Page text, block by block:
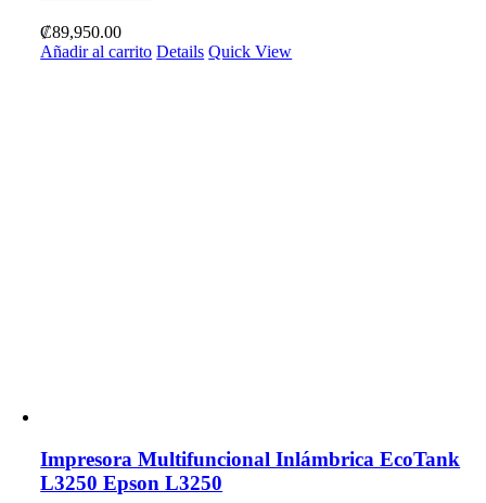
₡89,950.00
Añadir al carrito Details Quick View
Impresora Multifuncional Inlámbrica EcoTank
L3250 Epson L3250